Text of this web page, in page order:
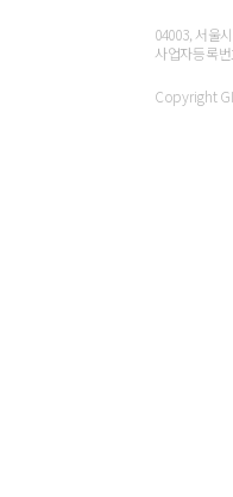
04003, 서울
사업자등록
Copyright